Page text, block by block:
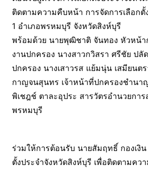
ติดตามความคืบหน้า การจัดการเลือกตั้
1 อำเภอพรหมบุรี จังหวัดสิงห์บุรี
พร้อมด้วย นายพุฒิชาติ จันทอง หัวหน้า
งานปกครอง นางสาวกวิสรา ศรีชัย ปลั
ปกครอง นางเสาวรส แย้มนุ่น เสมียนต
กาญจนสุนทร เจ้าหน้าที่ปกครองชำนา
พิเชฎช์ ตาละอุประ สารวัตร​อำนวยกา
พรหมบุรี​
ร่วมให้การต้อนรับ นายสัมฤทธิ์ กองเงิน
ตั้งประจำจังหวัดสิงห์บุรี เพื่อติดตามคว